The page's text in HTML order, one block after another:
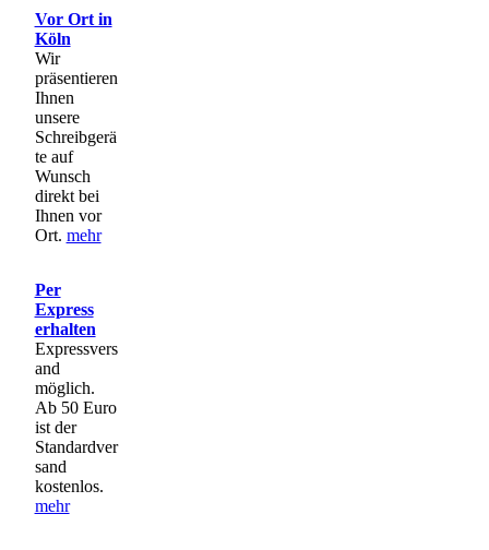
Vor Ort in
Köln
Wir
präsentieren
Ihnen
unsere
Schreibgerä
te auf
Wunsch
direkt bei
Ihnen vor
Ort. mehr
Per
Express
erhalten
Expressvers
and
möglich.
Ab 50 Euro
ist der
Standardver
sand
kostenlos.
mehr